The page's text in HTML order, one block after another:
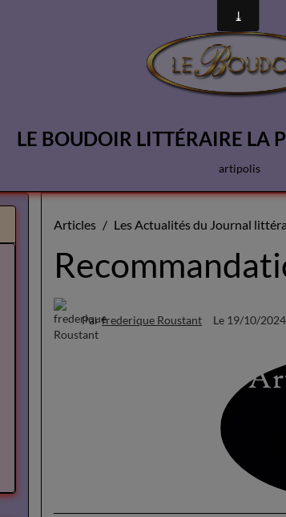
LE BOUDOIR LITTÉRAIRE LA
artipolis
Articles Les Actualités du Journal
Parfrederique Roustant Le 19/10/2024